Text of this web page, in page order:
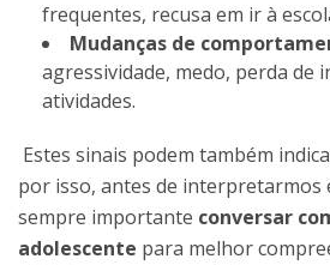
frequentes, recusa em ir à
Mudanças de
agressividade, medo, perda de
atividades.
Estes sinais podem também
por isso, antes de interpretarmos
sempre importante conversar
adolescente para melhor